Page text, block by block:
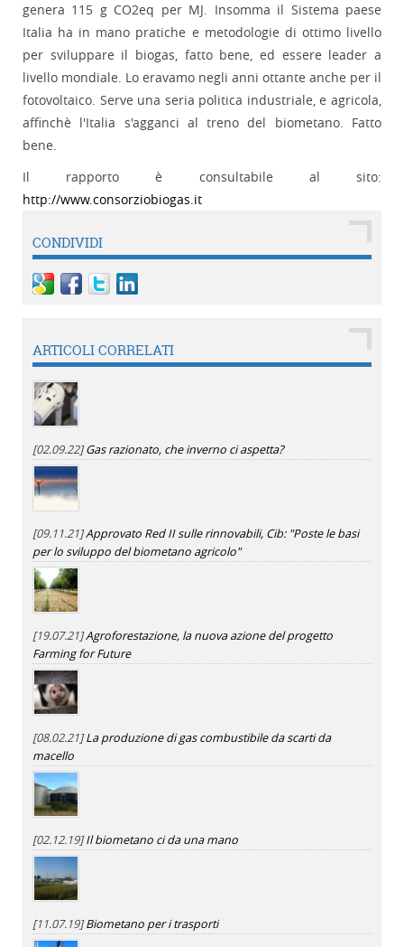
genera 115 g CO2eq per MJ. Insomma il Sistema paese
Italia ha in mano pratiche e metodologie di ottimo livello
per sviluppare il biogas, fatto bene, ed essere leader a
livello mondiale. Lo eravamo negli anni ottante anche per il
fotovoltaico. Serve una seria politica industriale, e agricola,
affinchè l'Italia s'agganci al treno del biometano. Fatto
bene.
Il rapporto è consultabile al sito:
http://www.consorziobiogas.it
CONDIVIDI
ARTICOLI CORRELATI
[02.09.22]Gas razionato, che inverno ci aspetta?
[09.11.21]Approvato Red II sulle rinnovabili, Cib: "Poste le basi
per lo sviluppo del biometano agricolo"
[19.07.21]Agroforestazione, la nuova azione del progetto
Farming for Future
[08.02.21]La produzione di gas combustibile da scarti da
macello
[02.12.19]Il biometano ci da una mano
[11.07.19]Biometano per i trasporti